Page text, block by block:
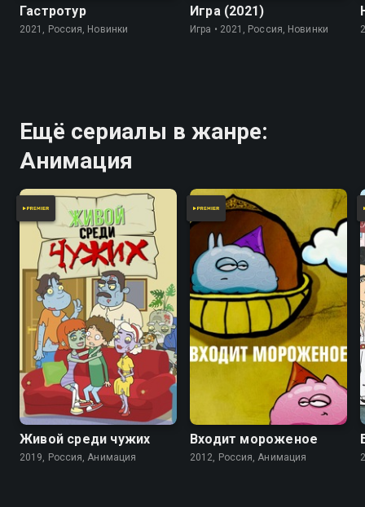
Гастротур
2021, Россия, Новинки
Игра (2021)
Игра • 2021, Россия, Новинки
Ещё сериалы в жанре:
Анимация
Живой среди чужих
2019, Россия, Анимация
Входит мороженое
2012, Россия, Анимация